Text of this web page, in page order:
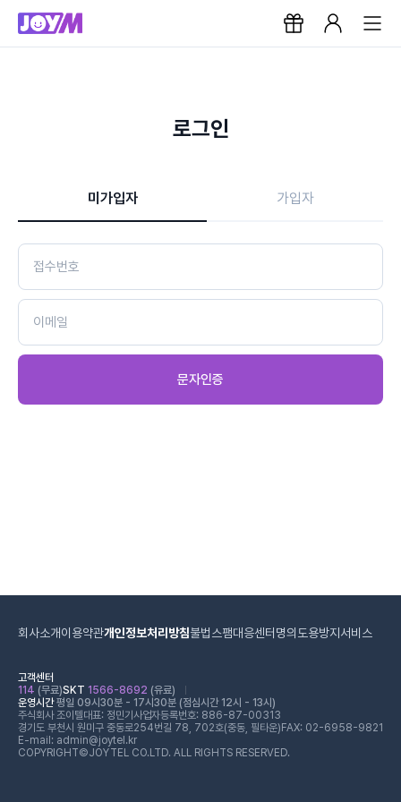
로그인
미가입자 가입자
문자인증
회사소개이용약관개인정보처리방침불법스팸대응센터 명의도용방지서비스
고객센터
114 (무료)SKT 1566-8692 (유료)
운영시간평일 09시30분 - 17시30분 (점심시간 12시 - 13시)
주식회사 조이텔대표: 정민기 사업자등록번호: 886-87-00313
경기도 부천시 원미구 중동로254번길 78, 702호(중동, 필타운) FAX: 02-6958-9821
E-mail: admin@joytel.kr
COPYRIGHT©JOYTEL CO.LTD. ALL RIGHTS RESERVED.